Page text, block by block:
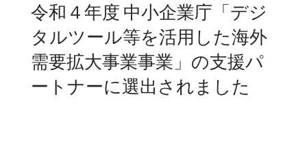
令和４年度 中小企業庁「デジ
タルツール等を活用した海外
需要拡大事業事業」の​支援パ
ートナーに選出されました